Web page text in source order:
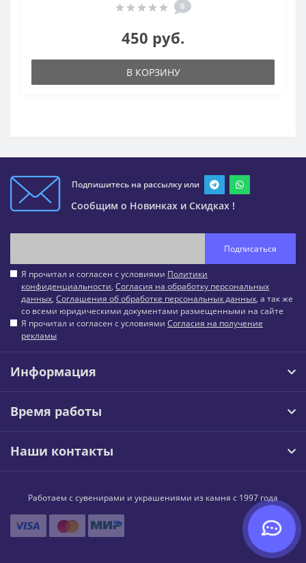
0
450 руб.
В КОРЗИНУ
Подпишитесь на рассылку или
Сообщим о Новинках и Скидках !
Подписаться
Я прочитал и согласен с условиями Политики
конфиденциальности, Согласия на обработку персональных
данных, Соглашения об обработке персональных данных, а так же
со всеми юридическими документами размещенными на сайте
Я прочитал и согласен с условиями Согласия на получение
рекламы
Информация
Время работы
Наши контакты
Работаем с сувенирами и украшениями из камня с 1997 года